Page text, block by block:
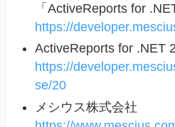
「ActiveReports for
https://
ActiveReports for .NET
https://
se/20
メシウス株式会社